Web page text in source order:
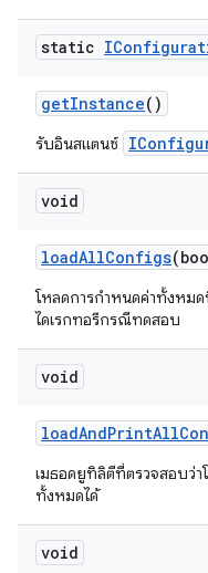
static
getInstance()
รับอินสแตนซ์
void
loadAllConfigs
โหลดการกำหนดค่าทั้งหม
ไดเรกทอรีกรณีทดสอบ
void
loadAndPrintAll
เมธอดยูทิลิตีที่ตรวจสอบว่า
ทั้งหมดได้
void